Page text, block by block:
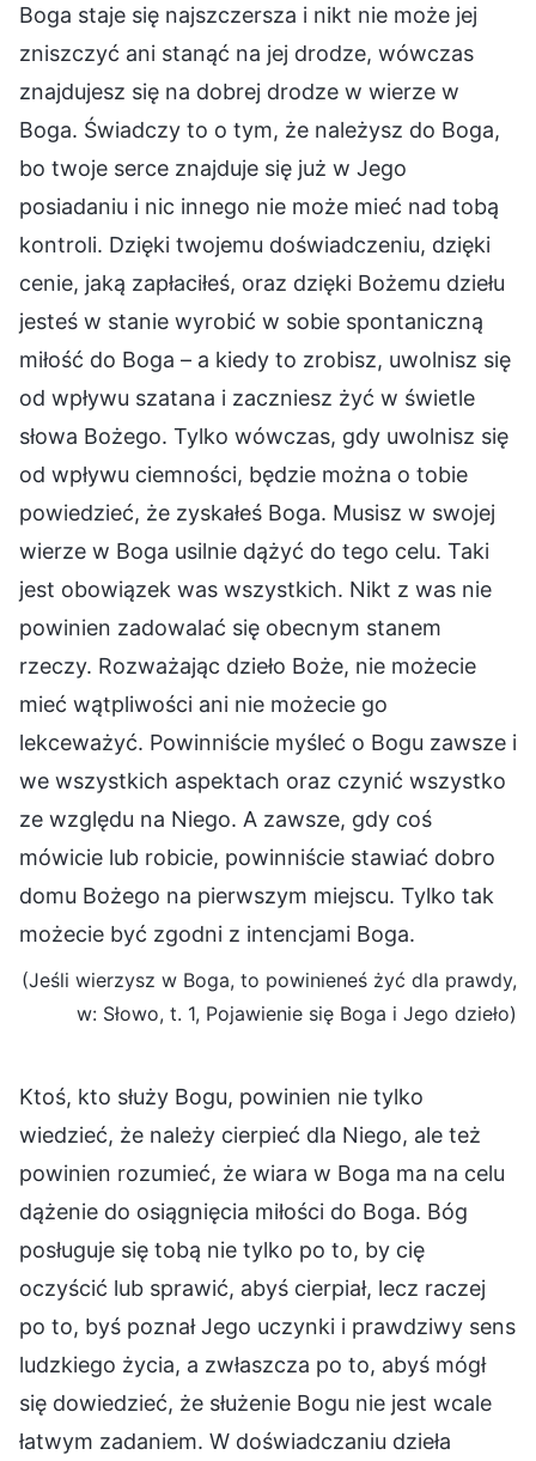
Boga staje się najszczersza i nikt nie może jej
zniszczyć ani stanąć na jej drodze, wówczas
znajdujesz się na dobrej drodze w wierze w
Boga. Świadczy to o tym, że należysz do Boga,
bo twoje serce znajduje się już w Jego
posiadaniu i nic innego nie może mieć nad tobą
kontroli. Dzięki twojemu doświadczeniu, dzięki
cenie, jaką zapłaciłeś, oraz dzięki Bożemu dziełu
jesteś w stanie wyrobić w sobie spontaniczną
miłość do Boga – a kiedy to zrobisz, uwolnisz się
od wpływu szatana i zaczniesz żyć w świetle
słowa Bożego. Tylko wówczas, gdy uwolnisz się
od wpływu ciemności, będzie można o tobie
powiedzieć, że zyskałeś Boga. Musisz w swojej
wierze w Boga usilnie dążyć do tego celu. Taki
jest obowiązek was wszystkich. Nikt z was nie
powinien zadowalać się obecnym stanem
rzeczy. Rozważając dzieło Boże, nie możecie
mieć wątpliwości ani nie możecie go
lekceważyć. Powinniście myśleć o Bogu zawsze i
we wszystkich aspektach oraz czynić wszystko
ze względu na Niego. A zawsze, gdy coś
mówicie lub robicie, powinniście stawiać dobro
domu Bożego na pierwszym miejscu. Tylko tak
możecie być zgodni z intencjami Boga.
(Jeśli wierzysz w Boga, to powinieneś żyć dla prawdy,
w: Słowo, t. 1, Pojawienie się Boga i Jego dzieło)
Ktoś, kto służy Bogu, powinien nie tylko
wiedzieć, że należy cierpieć dla Niego, ale też
powinien rozumieć, że wiara w Boga ma na celu
dążenie do osiągnięcia miłości do Boga. Bóg
posługuje się tobą nie tylko po to, by cię
oczyścić lub sprawić, abyś cierpiał, lecz raczej
po to, byś poznał Jego uczynki i prawdziwy sens
ludzkiego życia, a zwłaszcza po to, abyś mógł
się dowiedzieć, że służenie Bogu nie jest wcale
łatwym zadaniem. W doświadczaniu dzieła